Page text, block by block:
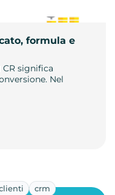
formula e
CR significa
Nel
crm